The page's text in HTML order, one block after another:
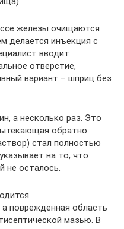
железы очищаются
делается инъекция с
вводит
отверстие,
вариант – шприц без
а несколько раз. Это
обратно
стал полностью
на то, что
не осталось.
а поврежденная область
мазью. В